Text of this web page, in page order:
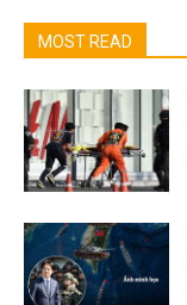
MOST READ